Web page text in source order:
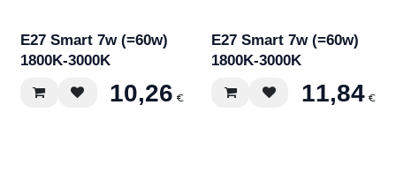
E27 Smart 7w (=60w)
1800K-3000K
10,26 €
E27 Smart 7w (=60w)
1800K-3000K
11,84€